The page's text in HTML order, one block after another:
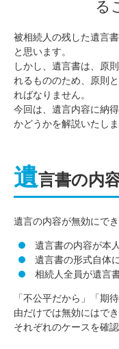
る
被相続人の残した遺言
と思います。
しかし、遺言書は、原
れるもののため、原則
ればなりません。
今回は、遺言内容に納
かどうかを解説いたしま
遺言書の内
遺言の内容が無効にで
遺言書の内容が本
遺言書の形式自体
相続人全員が遺言
「不公平だから」「期
由だけでは無効にはでき
それぞれのケースを確